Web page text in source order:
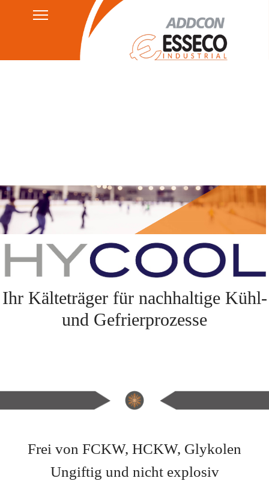
Datenschutzerklärung
HSEQ
AGB's
Ihr Kälteträger für nachhaltige Kühl-
und Gefrierprozesse
Frei von FCKW, HCKW, Glykolen
Ungiftig und nicht explosiv